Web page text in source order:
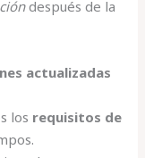
después de la
actualizadas
los requisitos de